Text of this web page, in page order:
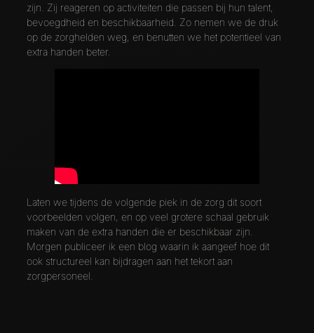
zijn. Zij reageren op activiteiten die passen bij hun talent,
bevoegdheid en beschikbaarheid. Zo nemen we de druk
op de zorghelden weg, en benutten we het potentieel van
extra handen beter.
Laten we tijdens de volgende piek in de zorg dit soort
voorbeelden volgen, en op veel grotere schaal gebruik
maken van de extra handen die er beschikbaar zijn.
Morgen publiceer ik een blog waarin ik aangeef hoe dit
ook structureel kan bijdragen aan het tekort aan
zorgpersoneel.